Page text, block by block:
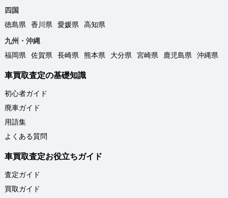
四国
徳島県
香川県 愛媛県
高知県
九州・沖縄
福岡県
佐賀県 長崎県 熊本県 大分県 宮崎県 鹿児島県 沖縄県
車買取査定の基礎知識
初心者ガイド
廃車ガイド
用語集
よくある質問
車買取査定お役立ちガイド
査定ガイド
買取ガイド